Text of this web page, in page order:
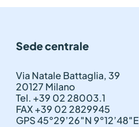
Sede centrale
Via Natale Battaglia, 39
20127 Milano
Tel. +39 02 28003.1
FAX +39 02 2829945
GPS 45°29’26″N 9°12’48″E